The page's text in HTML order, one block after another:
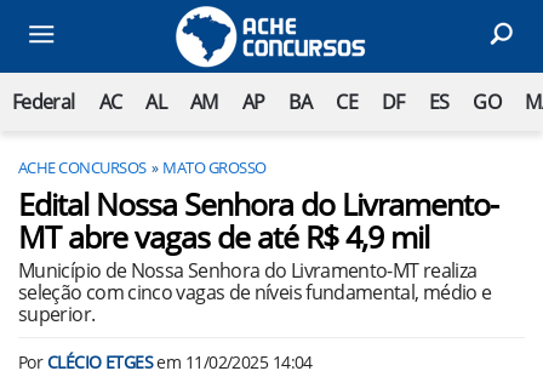
Federal AC AL AM AP BA CE DF ES GO
ACHE CONCURSOS MATO GROSSO
Edital Nossa Senhora do Livramento-
MT abre vagas de até R$ 4,9 mil
Município de Nossa Senhora do Livramento-MT realiza
seleção com cinco vagas de níveis fundamental, médio e
superior.
PorCLÉCIO ETGESem 11/02/2025 14:04